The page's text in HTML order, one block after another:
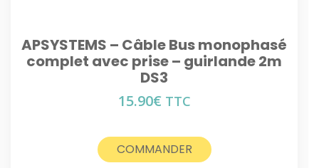
APSYSTEMS – Câble Bus monophasé
complet avec prise – guirlande 2m
DS3
15.90€ TTC
COMMANDER